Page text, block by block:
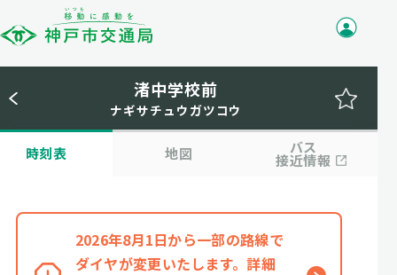
渚中学校前
ナギサチュウガツコウ
時刻表 地図 バス
接近情報
2026年8月1日から一部の路線で
ダイヤが変更いたします。詳細